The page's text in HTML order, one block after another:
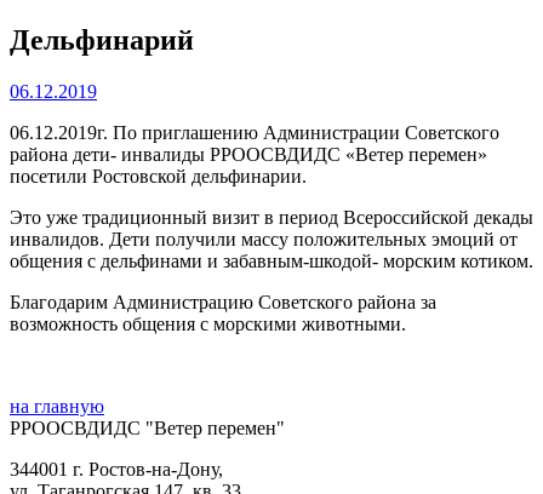
Дельфинарий
06.12.2019
06.12.2019г. По приглашению Администрации Советского
района дети- инвалиды РРООСВДИДС «Ветер перемен»
посетили Ростовской дельфинарии.
Это уже традиционный визит в период Всероссийской декады
инвалидов. Дети получили массу положительных эмоций от
общения с дельфинами и забавным-шкодой- морским котиком.
Благодарим Администрацию Советского района за
возможность общения с морскими животными.
на главную
РРООСВДИДС "Ветер перемен"
344001 г. Ростов-на-Дону,